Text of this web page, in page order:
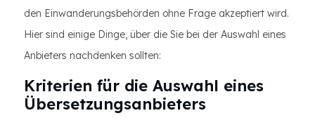
den Einwanderungsbehörden ohne Frage akzeptiert wird.
Hier sind einige Dinge, über die Sie bei der Auswahl eines
Anbieters nachdenken sollten:
Kriterien für die Auswahl eines
Übersetzungsanbieters